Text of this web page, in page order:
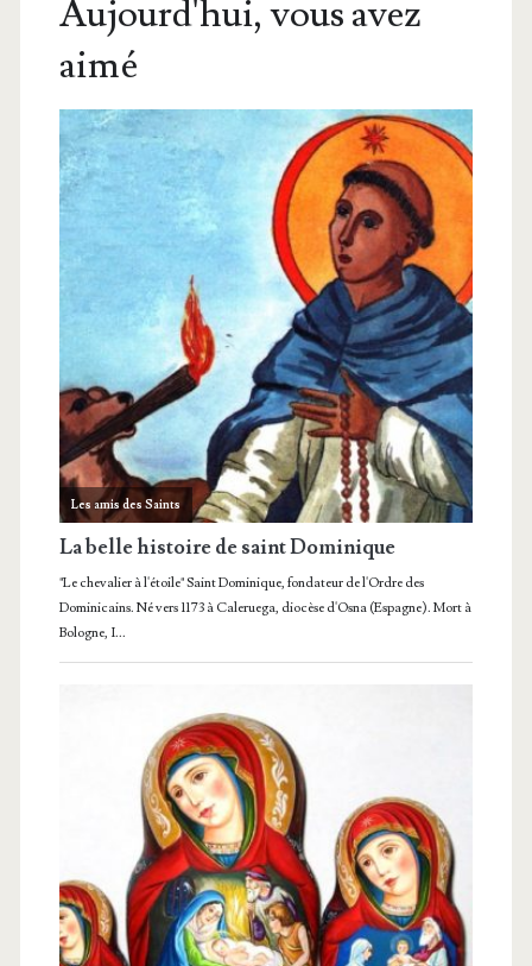
Aujourd'hui, vous avez
aimé